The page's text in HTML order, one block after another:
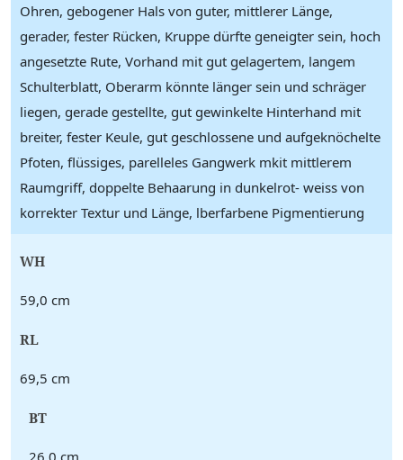
Ohren, gebogener Hals von guter, mittlerer Länge,
gerader, fester Rücken, Kruppe dürfte geneigter sein, hoch
angesetzte Rute, Vorhand mit gut gelagertem, langem
Schulterblatt, Oberarm könnte länger sein und schräger
liegen, gerade gestellte, gut gewinkelte Hinterhand mit
breiter, fester Keule, gut geschlossene und aufgeknöchelte
Pfoten, flüssiges, parelleles Gangwerk mkit mittlerem
Raumgriff, doppelte Behaarung in dunkelrot- weiss von
korrekter Textur und Länge, lberfarbene Pigmentierung
WH
59,0 cm
RL
69,5 cm
BT
26,0 cm